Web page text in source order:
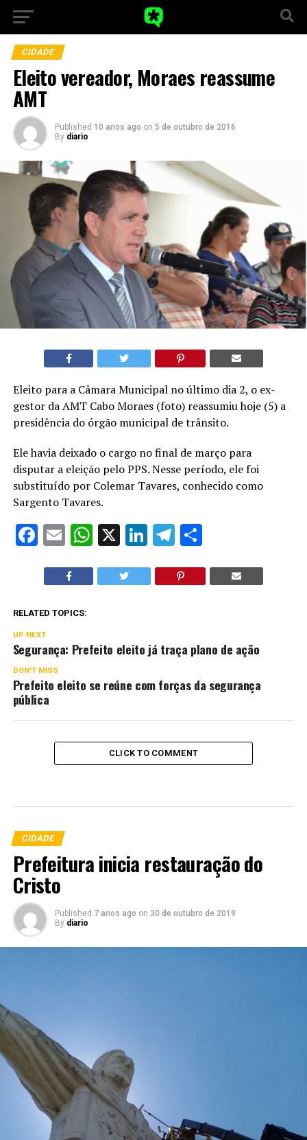
CIDADE
Eleito vereador, Moraes reassume
AMT
Published 10 anos ago on 5 de outubro de 2016
By diario
Eleito para a Câmara Municipal no último dia 2, o ex-
gestor da AMT Cabo Moraes (foto) reassumiu hoje (5) a
presidência do órgão municipal de trânsito.
Ele havia deixado o cargo no final de março para
disputar a eleição pelo PPS. Nesse período, ele foi
substituído por Colemar Tavares, conhecido como
Sargento Tavares.
Facebook
EmailWhatsApp
X LinkedIn
Telegram
Share
RELATED TOPICS:
UP NEXT
Segurança: Prefeito eleito já traça plano de ação
DON'T MISS
Prefeito eleito se reúne com forças da segurança
pública
CLICK TO COMMENT
CIDADE
Prefeitura inicia restauração do
Cristo
Published 7 anos ago on 30 de outubro de 2019
By diario